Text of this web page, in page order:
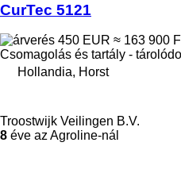
CurTec 5121
450 EUR ≈ 163 900
Csomagolás és tartály -
Hollandia, Horst
Troostwijk Veilingen B.V.
8 éve az Agroline-nál